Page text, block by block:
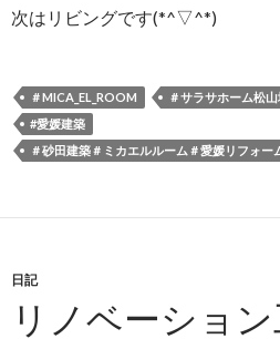
次はリビングです(*^▽^*)
＃MICA_EL_ROOM
＃サラサホーム松
#愛媛建築
＃砂田建築＃ミカエルルーム＃愛媛リフォー
日記
リノベーショ